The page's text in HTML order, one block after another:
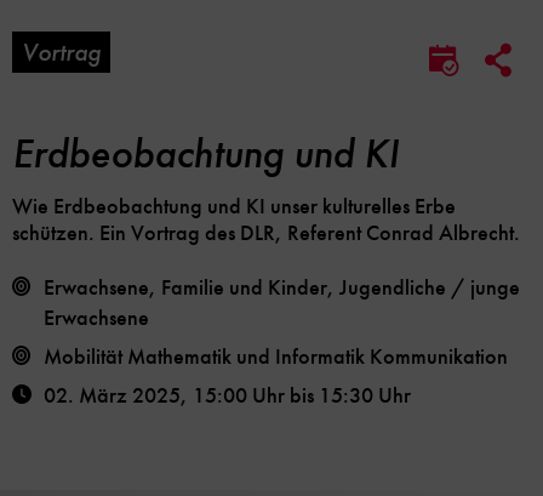
Vortrag
Erdbeobachtung und KI
Wie Erdbeobachtung und KI unser kulturelles Erbe
schützen. Ein Vortrag des DLR, Referent Conrad Albrecht.
Erwachsene, Familie und Kinder, Jugendliche / junge
Erwachsene
Mobilität Mathematik und Informatik Kommunikation
02. März 2025, 15:00 Uhr bis 15:30 Uhr